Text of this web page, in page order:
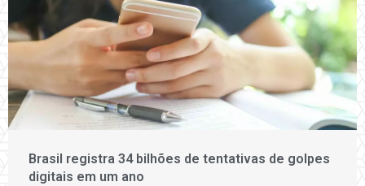
Brasil registra 34 bilhões de tentativas de golpes
digitais em um ano